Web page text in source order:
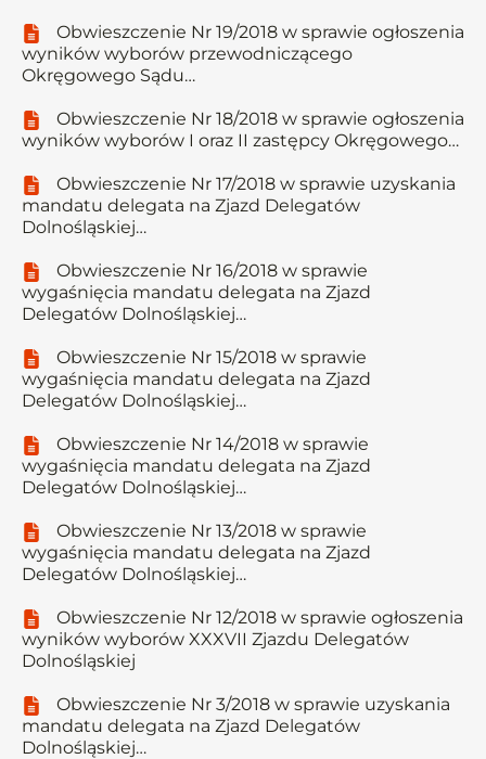
Obwieszczenie Nr 19/2018 w sprawie ogłoszenia
wyników wyborów przewodniczącego
Okręgowego Sądu…
Obwieszczenie Nr 18/2018 w sprawie ogłoszenia
wyników wyborów I oraz II zastępcy Okręgowego…
Obwieszczenie Nr 17/2018 w sprawie uzyskania
mandatu delegata na Zjazd Delegatów
Dolnośląskiej…
Obwieszczenie Nr 16/2018 w sprawie
wygaśnięcia mandatu delegata na Zjazd
Delegatów Dolnośląskiej…
Obwieszczenie Nr 15/2018 w sprawie
wygaśnięcia mandatu delegata na Zjazd
Delegatów Dolnośląskiej…
Obwieszczenie Nr 14/2018 w sprawie
wygaśnięcia mandatu delegata na Zjazd
Delegatów Dolnośląskiej…
Obwieszczenie Nr 13/2018 w sprawie
wygaśnięcia mandatu delegata na Zjazd
Delegatów Dolnośląskiej…
Obwieszczenie Nr 12/2018 w sprawie ogłoszenia
wyników wyborów XXXVII Zjazdu Delegatów
Dolnośląskiej
Obwieszczenie Nr 3/2018 w sprawie uzyskania
mandatu delegata na Zjazd Delegatów
Dolnośląskiej…